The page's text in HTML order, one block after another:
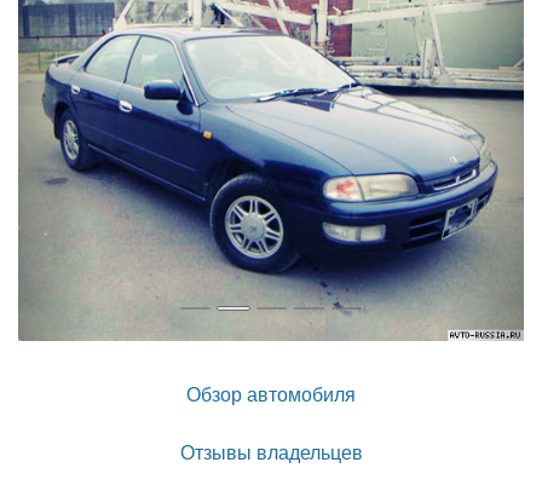
Обзор автомобиля
Отзывы владельцев